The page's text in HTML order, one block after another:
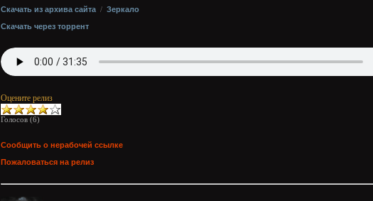
Скачать из архива сайта / Зеркало
Скачать через торрент
Оцените релиз
Голосов (6)
Сообщить о нерабочей ссылке
Пожаловаться на релиз